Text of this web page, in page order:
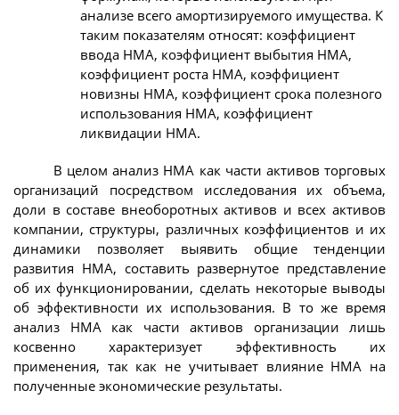
анализе всего амортизируемого имущества. К
таким показателям относят: коэффициент
ввода НМА, коэффициент выбытия НМА,
коэффициент роста НМА, коэффициент
новизны НМА, коэффициент срока полезного
использования НМА, коэффициент
ликвидации НМА.
В целом анализ НМА как части активов торговых
организаций посредством исследования их объема,
доли в составе внеоборотных активов и всех активов
компании, структуры, различных коэффициентов и их
динамики позволяет выявить общие тенденции
развития НМА, составить развернутое представление
об их функционировании, сделать некоторые выводы
об эффективности их использования. В то же время
анализ НМА как части активов организации лишь
косвенно характеризует эффективность их
применения, так как не учитывает влияние НМА на
полученные экономические результаты.